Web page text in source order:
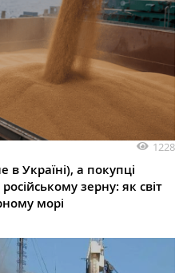
1228
Україні), а покупці
зерну: як світ
морі